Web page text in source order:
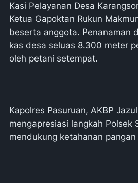
Kasi Pelayanan Desa
Ketua Gapoktan Rukun
beserta anggota. Penanaman
kas desa seluas 8.300 meter
oleh petani setempat.
Kapolres Pasuruan, AKBP
mengapresiasi langkah Polsek
mendukung ketahanan pangan